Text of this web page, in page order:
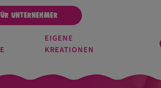
Unternehmer
EIGENE
KREATIONEN